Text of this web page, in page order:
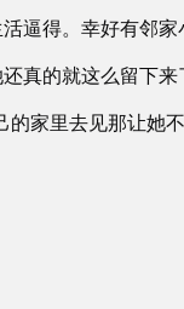
逼得。幸好有邻
真的就这么留下
的家里去见那让她